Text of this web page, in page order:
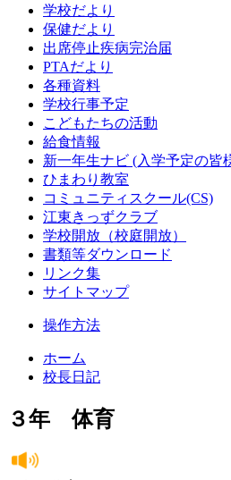
学校だより
保健だより
出席停止疾病完治届
PTAだより
各種資料
学校行事予定
こどもたちの活動
給食情報
新一年生ナビ (入学予定の皆
ひまわり教室
コミュニティスクール(CS)
江東きっずクラブ
学校開放（校庭開放）
書類等ダウンロード
リンク集
サイトマップ
操作方法
ホーム
校長日記
３年 体育